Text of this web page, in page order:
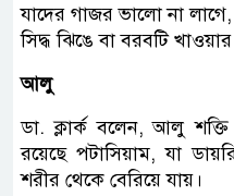
যাদের গাজর ভালো না লাগে,
সিদ্ধ ঝিঙে বা বরবটি
আলু
ডা. ক্লার্ক বলেন, আলু
রয়েছে পটাসিয়াম, যা
শরীর থেকে বেরিয়ে যায়।